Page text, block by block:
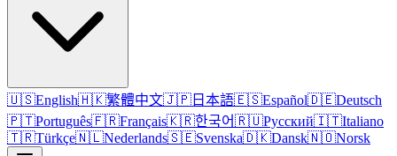
🇺🇸English🇭🇰繁體中文🇯🇵 日本語🇪🇸Español🇩🇪Deutsch
🇵🇹Português🇫🇷Français🇰🇷한국어🇷🇺Русский🇮🇹Italiano
🇹🇷Türkçe🇳🇱Nederlands🇸🇪Svenska🇩🇰Dansk🇳🇴Norsk